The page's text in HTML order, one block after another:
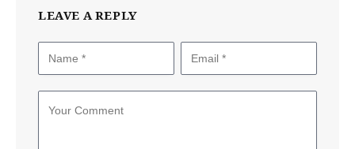
LEAVE A REPLY